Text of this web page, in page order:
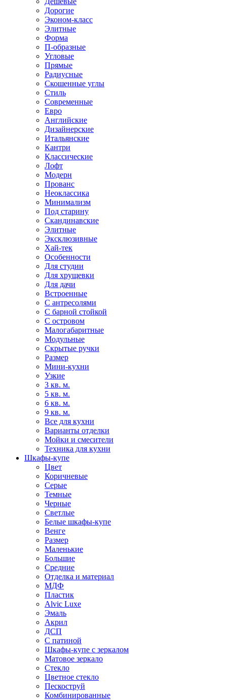
Дорогие
Эконом-класс
Элитные
Форма
П-образные
Угловые
Прямые
Радиусные
Скошенные углы
Стиль
Современные
Евро
Английские
Дизайнерские
Итальянские
Кантри
Классические
Лофт
Модерн
Прованс
Неоклассика
Минимализм
Под старину
Скандинавские
Элитные
Эксклюзивные
Хай-тек
Особенности
Для студии
Для хрущевки
Для дачи
Встроенные
С антресолями
С барной стойкой
С островом
Малогабаритные
Модульные
Скрытые ручки
Размер
Мини-кухни
Узкие
3 кв. м.
5 кв. м.
6 кв. м.
9 кв. м.
Все для кухни
Варианты отделки
Мойки и смесители
Техника для кухни
Шкафы-купе
Цвет
Коричневые
Серые
Темные
Черные
Светлые
Белые шкафы-купе
Венге
Размер
Маленькие
Большие
Средние
Отделка и материал
МДФ
Пластик
Alvic Luxe
Эмаль
Акрил
ДСП
С патиной
Шкафы-купе с зеркалом
Матовое зеркало
Стекло
Цветное стекло
Пескоструй
Комбинированные